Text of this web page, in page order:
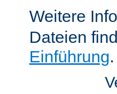
Weitere
Dateien
Einführung.